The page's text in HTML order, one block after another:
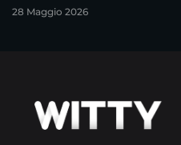
28 Maggio 2026